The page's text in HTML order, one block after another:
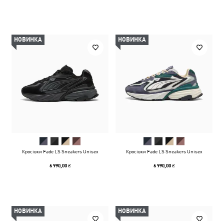
НОВИНКА
Кросівки Fade LS Sneakers Unisex
6 990,00 ₴
НОВИНКА
Кросівки Fade LS Sneakers Unisex
6 990,00 ₴
НОВИНКА НОВИНКА